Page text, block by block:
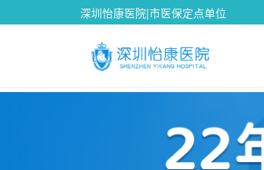
深圳怡康医院|市医保定点单位